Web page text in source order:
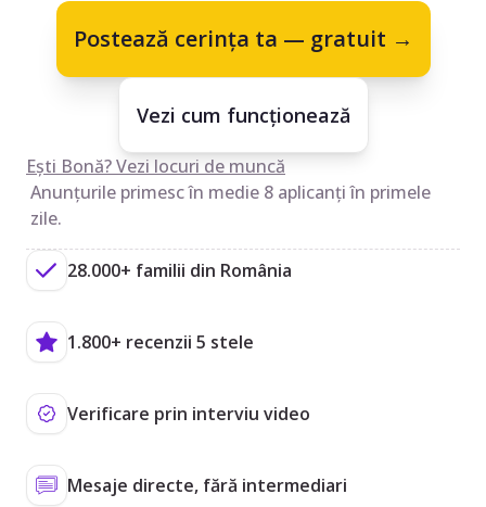
Postează cerința ta — gratuit →
Vezi cum funcționează
Ești Bonă? Vezi locuri de muncă
Anunțurile primesc în medie 8 aplicanți în primele
zile.
28.000+ familii din România
1.800+ recenzii 5 stele
Verificare prin interviu video
Mesaje directe, fără intermediari